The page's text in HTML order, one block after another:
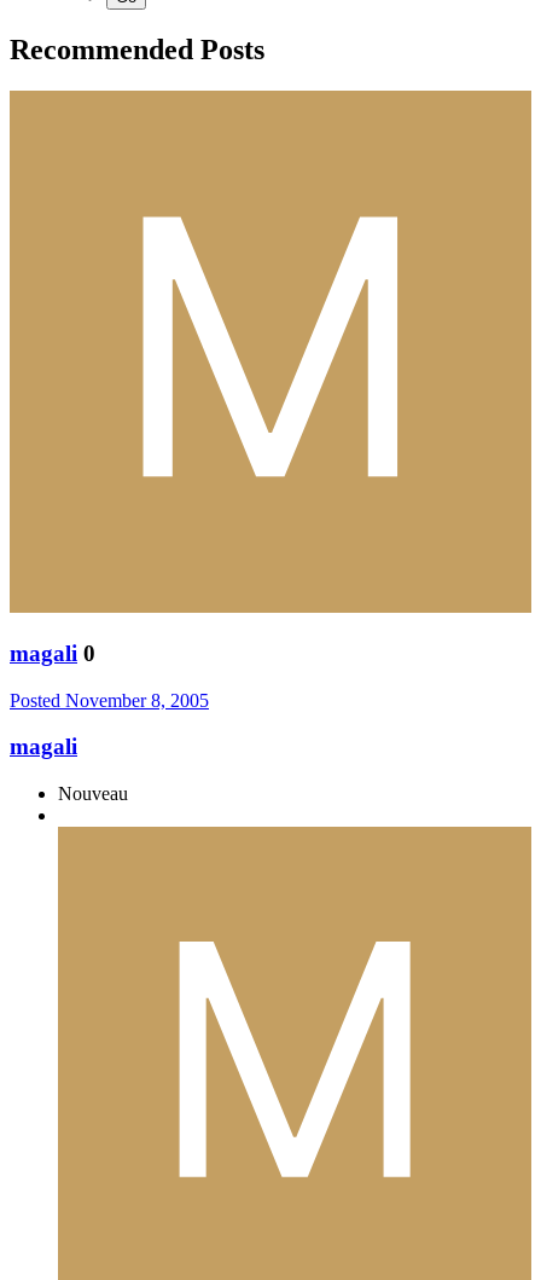
Recommended Posts
magali 0
Posted November 8, 2005
magali
Nouveau